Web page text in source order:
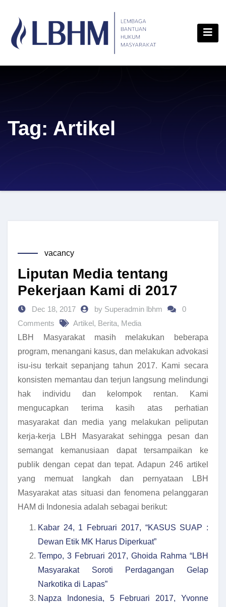
content
Tag: Artikel
vacancy
Liputan Media tentang
Pekerjaan Kami di 2017
Dec 18, 2017 by Superadmin lbhm
0
Comments
Artikel, Berita, Media
LBH Masyarakat masih melakukan beberapa
program, menangani kasus, dan melakukan advokasi
isu-isu terkait sepanjang tahun 2017. Kami secara
konsisten memantau dan terjun langsung melindungi
hak individu dan kelompok rentan. Kami
mengucapkan terima kasih atas perhatian
masyarakat dan media yang melakukan peliputan
kerja-kerja LBH Masyarakat sehingga pesan dan
semangat kemanusiaan dapat tersampaikan ke
publik dengan cepat dan tepat. Adapun 246 artikel
yang memuat langkah dan pernyataan LBH
Masyarakat atas situasi dan fenomena pelanggaran
HAM di Indonesia adalah sebagai berikut:
Kabar 24, 1 Februari 2017, “KASUS SUAP :
Dewan Etik MK Harus Diperkuat”
Tempo, 3 Februari 2017, Ghoida Rahma “LBH
Masyarakat Soroti Perdagangan Gelap
Narkotika di Lapas”
Napza Indonesia, 5 Februari 2017, Yvonne